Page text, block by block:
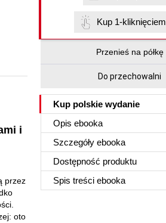
Kup 1-kliknięciem
Przenieś na półkę
Do przechowalni
Kup polskie wydanie
Opis ebooka
Szczegóły ebooka
Dostępność produktu
Spis treści ebooka
i
przez
oto